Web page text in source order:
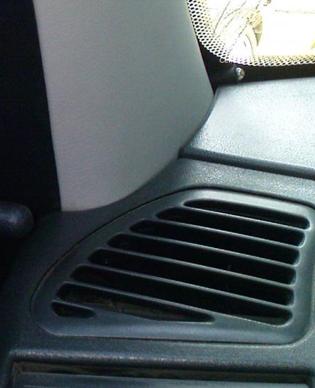
Сейчас: 9.8.2026, 11:43